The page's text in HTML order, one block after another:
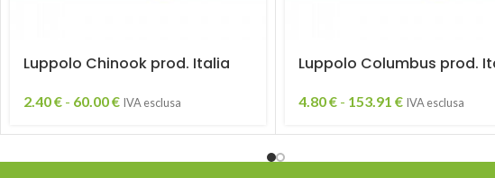
Luppolo Chinook prod. Italia
2.40€ - 60.00€ IVA esclusa
Luppolo Columbus prod.
4.80€ - 153.91 € IVA esclusa